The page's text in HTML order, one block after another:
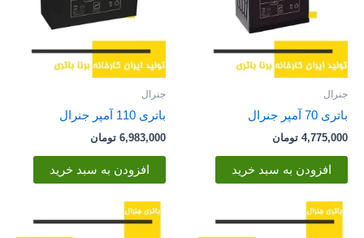
جنرال
باتری 70 آمپر جنرال
4,775,000 تومان
افزودن به سبد خرید
جنرال
باتری 110 آمپر جنرال
6,983,000 تومان
افزودن به سبد خرید